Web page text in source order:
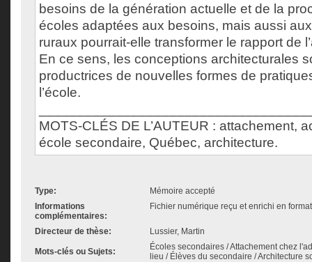
besoins de la génération actuelle et de la
écoles adaptées aux besoins, mais aussi
ruraux pourrait-elle transformer le rapport de
En ce sens, les conceptions architecturales
productrices de nouvelles formes de
l’école.
MOTS-CLÉS DE L’AUTEUR : attachement,
école secondaire, Québec, architecture.
Type:
Mémoire accepté
Informations
complémentaires:
Fichier numérique reçu et enrichi en
Directeur de thèse: Lussier, Martin
Mots-clés ou Sujets:
Écoles secondaires / Attachement chez
lieu / Élèves du secondaire / Architecture